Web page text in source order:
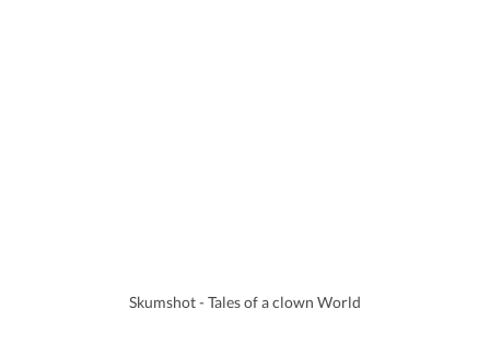
Skumshot - Tales of a clown World